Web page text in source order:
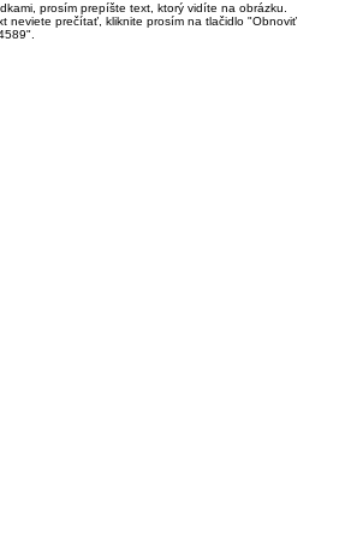
prosím prepíšte text, ktorý vidíte na obrázku.
neviete prečítať, kliknite prosím na tlačidlo "Obnoviť